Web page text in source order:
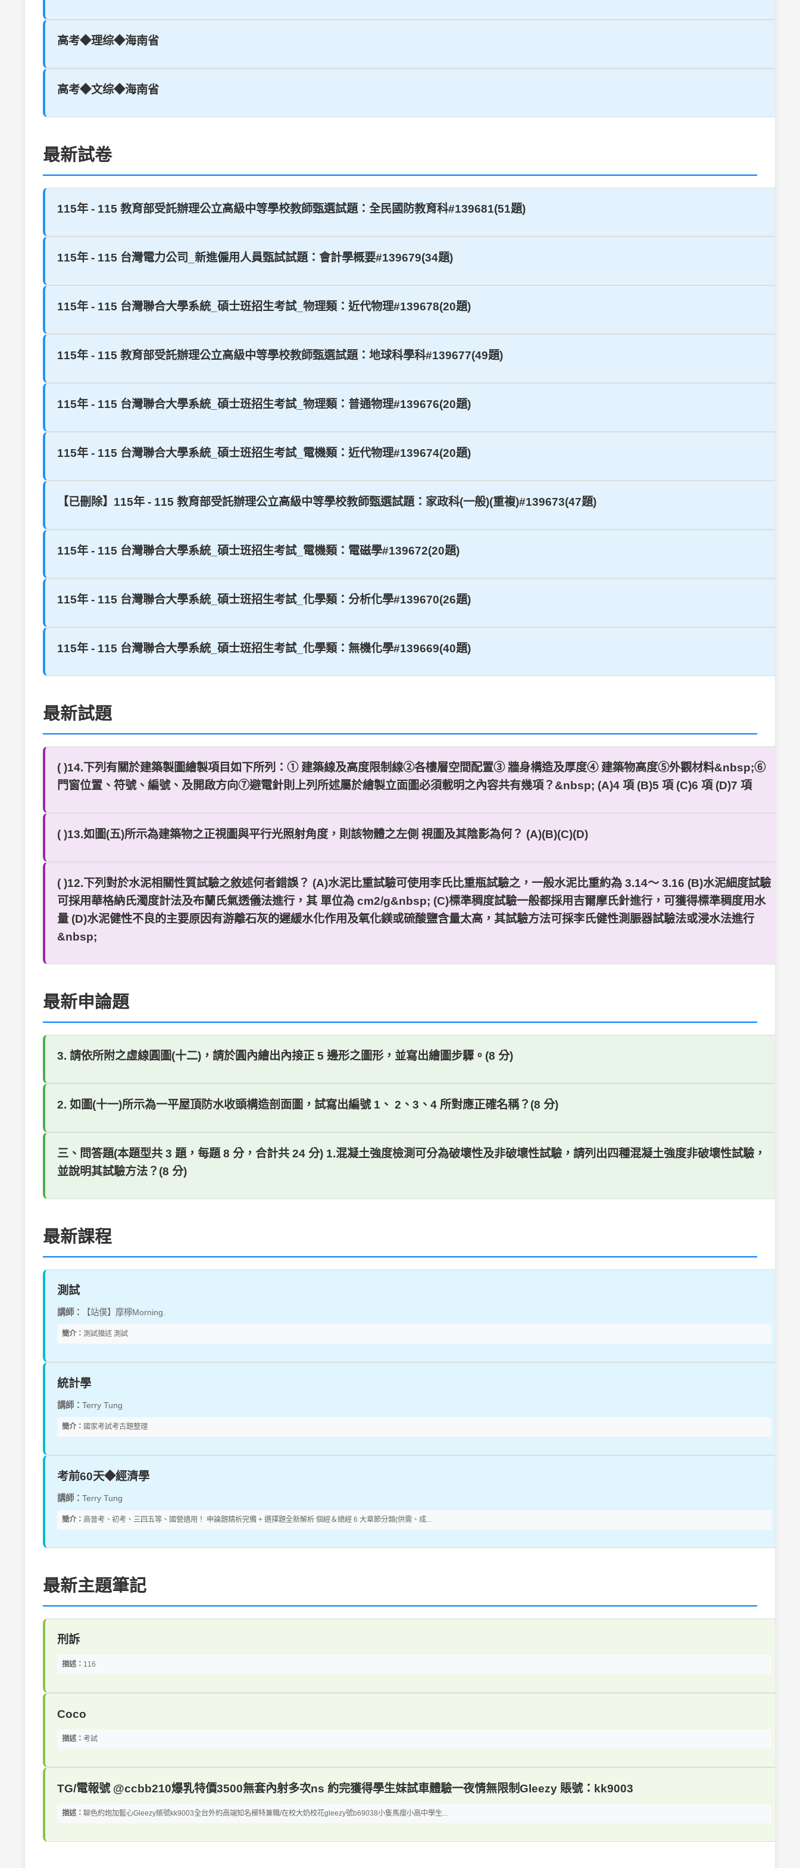
高考◆理综◆海南省
高考◆文综◆海南省
最新試卷
115年 - 115 教育部受託辦理公立高級中等學校教師甄選試題：全民國防教育科#139681(51題)
115年 - 115 台灣電力公司_新進僱用人員甄試試題：會計學概要#139679(34題)
115年 - 115 台灣聯合大學系統_碩士班招生考試_物理類：近代物理#139678(20題)
115年 - 115 教育部受託辦理公立高級中等學校教師甄選試題：地球科學科#139677(49題)
115年 - 115 台灣聯合大學系統_碩士班招生考試_物理類：普通物理#139676(20題)
115年 - 115 台灣聯合大學系統_碩士班招生考試_電機類：近代物理#139674(20題)
【已刪除】115年 - 115 教育部受託辦理公立高級中等學校教師甄選試題：家政科(一般)(重複)#139673(47題)
115年 - 115 台灣聯合大學系統_碩士班招生考試_電機類：電磁學#139672(20題)
115年 - 115 台灣聯合大學系統_碩士班招生考試_化學類：分析化學#139670(26題)
115年 - 115 台灣聯合大學系統_碩士班招生考試_化學類：無機化學#139669(40題)
最新試題
( )14.下列有關於建築製圖繪製項目如下所列：① 建築線及高度限制線②各樓層空間配置③ 牆身構造及厚度④ 建築物高度⑤外觀材料&nbsp;⑥
門窗位置、符號、編號、及開啟方向⑦避電針則上列所述屬於繪製立面圖必須載明之內容共有幾項？&nbsp; (A)4 項 (B)5 項 (C)6 項 (D)7 項
( )13.如圖(五)所示為建築物之正視圖與平行光照射角度，則該物體之左側 視圖及其陰影為何？ (A)(B)(C)(D)
( )12.下列對於水泥相關性質試驗之敘述何者錯誤？ (A)水泥比重試驗可使用李氏比重瓶試驗之，一般水泥比重約為 3.14～ 3.16 (B)水泥細度試驗
可採用華格納氏濁度計法及布蘭氏氣透儀法進行，其 單位為 cm2/g&nbsp; (C)標準稠度試驗一般都採用吉爾摩氏針進行，可獲得標準稠度用水
量 (D)水泥健性不良的主要原因有游離石灰的遲緩水化作用及氧化鎂或硫酸鹽含量太高，其試驗方法可採李氏健性測脤器試驗法或浸水法進行
&nbsp;
最新申論題
3. 請依所附之虛線圓圖(十二)，請於圓內繪出內接正 5 邊形之圖形，並寫出繪圖步驟。(8 分)
2. 如圖(十一)所示為一平屋頂防水收頭構造剖面圖，試寫出編號 1、 2、3、4 所對應正確名稱？(8 分)
三、問答題(本題型共 3 題，每題 8 分，合計共 24 分) 1.混凝土強度檢測可分為破壞性及非破壞性試驗，請列出四種混凝土強度非破壞性試驗，
並說明其試驗方法？(8 分)
最新課程
測試
講師： 【站僕】摩檸Morning.
簡介： 測試描述 測試
統計學
講師： Terry Tung
簡介： 國家考試考古題整理
考前60天◆經濟學
講師： Terry Tung
簡介： 高普考、初考、三四五等、國營適用！ 申論題精析完備 + 選擇題全新解析 個經＆總經 6 大章節分類(供需、成...
最新主題筆記
刑訴
描述： 116
Coco
描述： 考試
TG/電報號 @ccbb210爆乳特價3500無套內射多次ns 約完獲得學生妹試車體驗一夜情無限制Gleezy 賬號：kk9003
描述： 聊色約炮加藍心Gleezy賬號kk9003全台外約高端知名模特兼職/在校大奶校花gleezy號b69038小隻馬瘦小高中學生...